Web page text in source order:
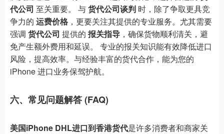
代公司 至关重要。 与货代公司谈判 时，除了争取更具竞
争力的 运费价格 ，更要关注其提供的专业服务。尤其需要
强调 货代公司 提供的 报关指导 ，确保货物顺利清关，避
免产生额外费用和延误。 专业的报关知识能有效降低进口
风险，提高效率。与经验丰富的货代合作，能为您的
iPhone 进口业务保驾护航。
六、常见问题解答 (FAQ)
美国iPhone DHL进口到香港货代是许多消费者和商家关